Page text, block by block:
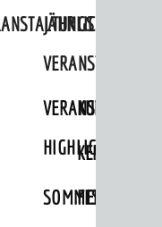
JÄHRLICHE
HIGHLIGHTS
KERWE
SOMMERTAGSZUG
FESTE